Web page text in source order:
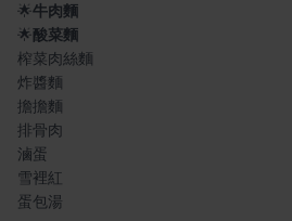
🌟牛肉麵
🌟酸菜麵
榨菜肉絲麵
炸醬麵
擔擔麵
排骨肉
滷蛋
雪裡紅
蛋包湯